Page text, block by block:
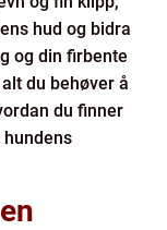
hud og bidra
og din firbente
du behøver å
du finner